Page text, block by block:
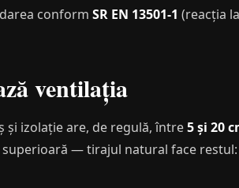
conform SR EN 13501-1 (reacția
ventilația
și izolație are, de regulă, între5 și 20
— tirajul natural face